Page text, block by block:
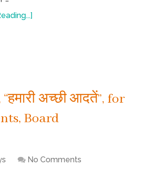
अच्छी आदतें”, for
Board
No Comments